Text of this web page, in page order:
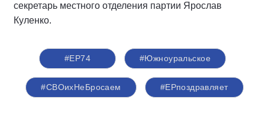
секретарь местного отделения партии Ярослав
Куленко.
#ЕР74 #Южноуральское
#СВОихНеБросаем #ЕРпоздравляет